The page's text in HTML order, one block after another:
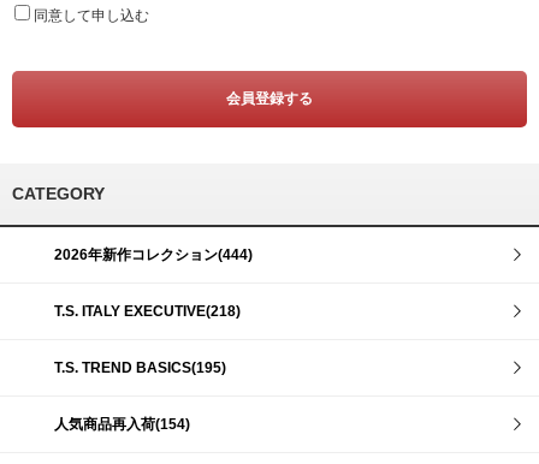
同意して申し込む
CATEGORY
2026年新作コレクション(444)
T.S. ITALY EXECUTIVE(218)
T.S. TREND BASICS(195)
人気商品再入荷(154)